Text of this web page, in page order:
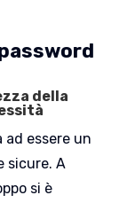
della
ad essere un
sicure. A
si è